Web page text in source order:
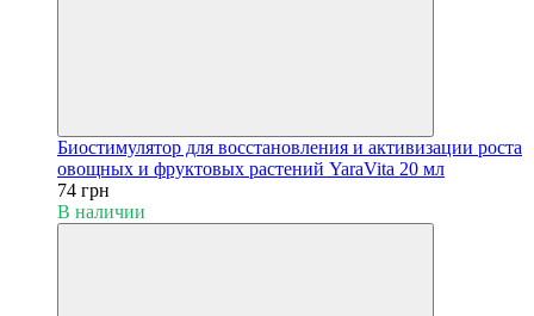
Биостимулятор для восстановления и активизации роста
овощных и фруктовых растений YaraVita 20 мл
74 грн
В наличии